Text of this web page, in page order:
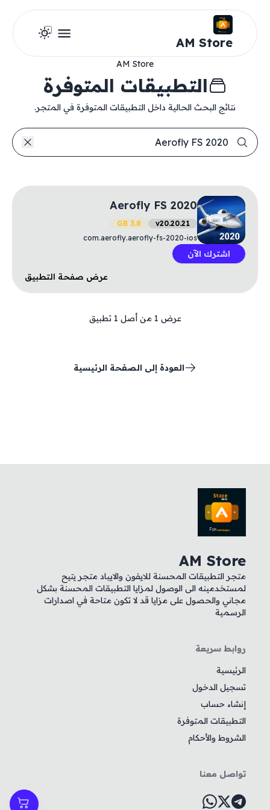
AM Store
AM Store
التطبيقات المتوفرة
نتائج البحث الحالية داخل التطبيقات المتوفرة في المتجر.
Aerofly FS 2020
v20.20.21
3.8 GB
com.aerofly.aerofly-fs-2020-ios
اشترك الآن
عرض صفحة التطبيق
عرض 1 من أصل 1 تطبيق
العودة إلى الصفحة الرئيسية
AM Store
متجر التطبيقات المحسنة للايفون والايباد متجر يتيح
لمستخدمينه الى الوصول لمزايا التطبيقات المحسنة بشكل
مجاني والحصول على مزايا قد لا تكون متاحة في اصدارات
الرسمية
روابط سريعة
الرئيسية
تسجيل الدخول
إنشاء حساب
التطبيقات المتوفرة
الشروط والأحكام
تواصل معنا